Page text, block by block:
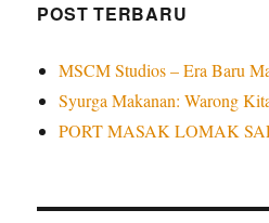
POST TERBARU
MSCM Studios – Era Baru
Syurga Makanan: Warong
PORT MASAK LOMAK